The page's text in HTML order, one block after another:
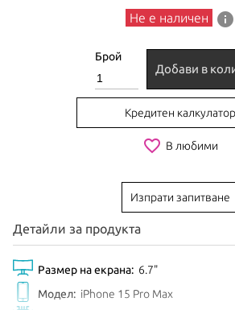
Не е наличен info
Брой
Добави в
Кредитен калкулатор
favorite_border В любими
Изпрати запитване
Детайли за продукта
Размер на екрана: 6.7"
Модел: iPhone 15 Pro Max